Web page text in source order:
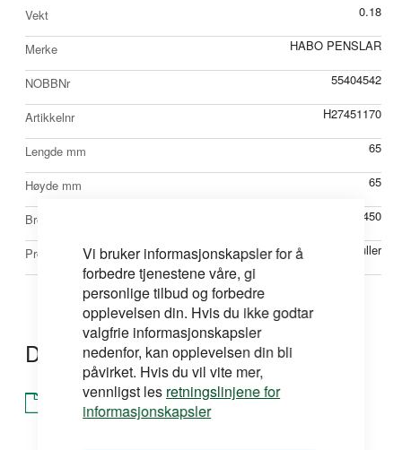
Vi bruker informasjonskapsler for å
forbedre tjenestene våre, gi
personlige tilbud og forbedre
opplevelsen din. Hvis du ikke godtar
valgfrie informasjonskapsler
nedenfor, kan opplevelsen din bli
påvirket. Hvis du vil vite mer,
vennligst les retningslinjene for
informasjonskapsler
Mer
informasjon
Vekt 0.18
Merke HABO PENSLAR
NOBBNr 55404542
Artikkelnr H27451170
Lengde mm 65
Høyde mm 65
Bredde mm 450
Produkttype Ruller
Dokumentasjon
Brosjyre